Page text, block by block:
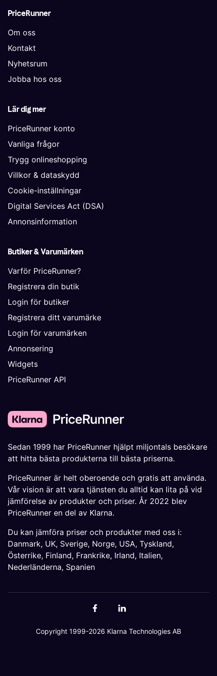
PriceRunner
Om oss
Kontakt
Nyhetsrum
Jobba hos oss
Lär dig mer
PriceRunner konto
Vanliga frågor
Trygg onlineshopping
Villkor & dataskydd
Cookie-inställningar
Digital Services Act (DSA)
Annonsinformation
Butiker & Varumärken
Varför PriceRunner?
Registrera din butik
Login för butiker
Registrera ditt varumärke
Login för varumärken
Annonsering
Widgets
PriceRunner API
Sedan 1999 har PriceRunner hjälpt miljontals besökare
att hitta bästa produkterna till bästa priserna.
PriceRunner är helt oberoende och gratis att använda.
Vår vision är att vara tjänsten du alltid kan lita på vid
jämförelse av produkter och priser. År 2022 blev
PriceRunner en del av Klarna.
Du kan jämföra priser och produkter med oss i:
Danmark, UK, Sverige, Norge, USA, Tyskland,
Österrike, Finland, Frankrike, Irland, Italien,
Nederländerna, Spanien
Copyright 1999-2026 Klarna Technologies AB